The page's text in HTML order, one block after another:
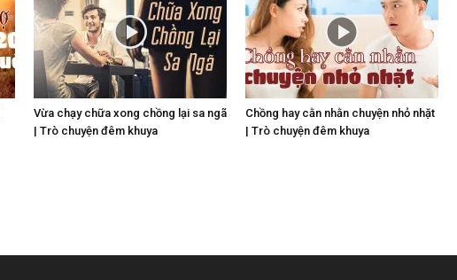
Vừa chạy chữa xong chồng lại sa ngã
| Trò chuyện đêm khuya
Chồng hay cằn nhằn chuyện nhỏ nhặt
| Trò chuyện đêm khuya